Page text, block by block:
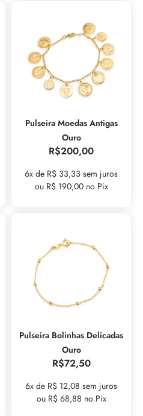
Pulseira Moedas Antigas
Ouro
R$200,00
6x de R$ 33,33 sem juros
ou R$ 190,00 no Pix
Pulseira Bolinhas Delicadas
Ouro
R$72,50
6x de R$ 12,08 sem juros
ou R$ 68,88 no Pix